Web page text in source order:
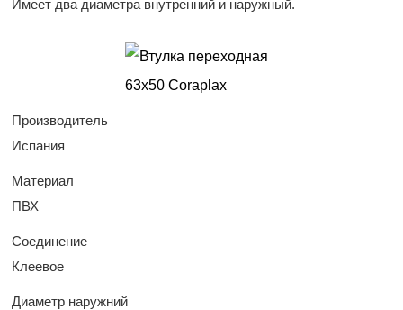
Имеет два диаметра внутренний и наружный.
Производитель
Испания
Материал
ПВХ
Соединение
Клеевое
Диаметр наружний